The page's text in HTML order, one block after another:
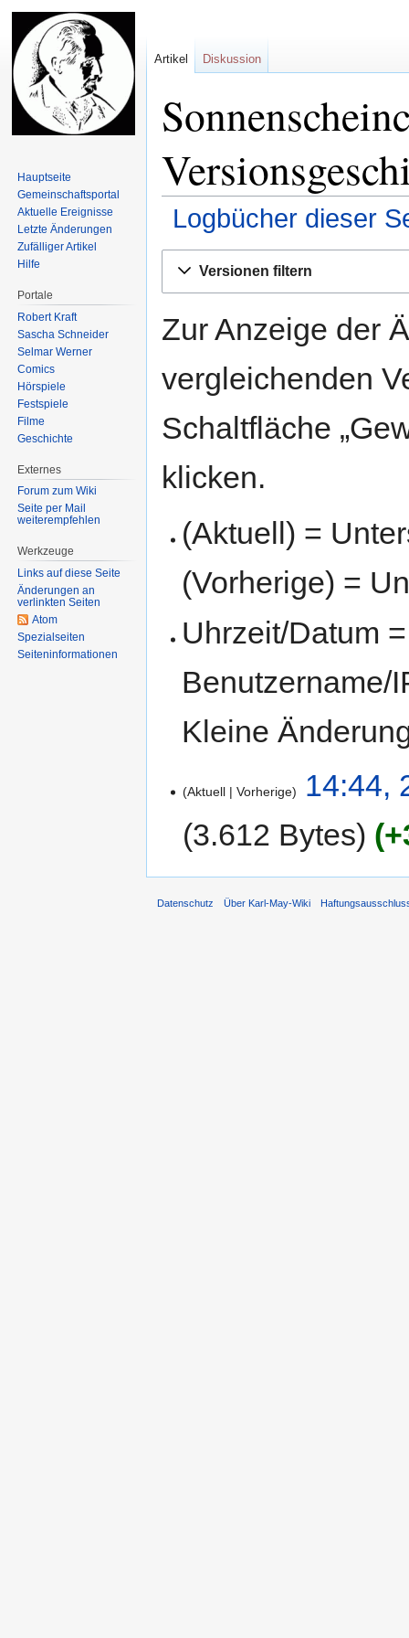
Logbücher dieser
Navigation
Suche
Versionen filtern
Zur Anzeige der
vergleichenden
Schaltfläche
klicken.
(Aktuell) =
(Vorherige) =
Uhrzeit/Datum
Benutzername/
Kleine
Aktuell Vorherige
14:44,
3.612 Bytes
Artikel Diskussion
Hauptseite
Gemeinschafts­portal
Aktuelle Ereignisse
Letzte Änderungen
Zufälliger Artikel
Hilfe
Portale
Robert Kraft
Sascha Schneider
Selmar Werner
Comics
Hörspiele
Festspiele
Filme
Geschichte
Externes
Forum zum Wiki
Seite per Mail
weiterempfehlen
Werkzeuge
Links auf diese Seite
Änderungen an
verlinkten Seiten
Atom
Spezialseiten
Seiten­informationen
Datenschutz Über Karl-May-Wiki